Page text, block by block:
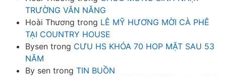
TRƯỜNG VĂN NĂNG
Hoài Thương trong LÊ MỸ HƯƠNG MỜI CÀ PHÊ
TẠI COUNTRY HOUSE
Bysen trong CƯU HS KHÓA 70 HOP MẶT SAU 53
NĂM
By sen trong TIN BUỒN